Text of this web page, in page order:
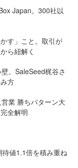
Japan。300社以
す」こと。取引が
ら紐解く
。SaleSeed梶谷さ
方
業 勝ちパターン大
全解明
値1.1倍を積み重ね